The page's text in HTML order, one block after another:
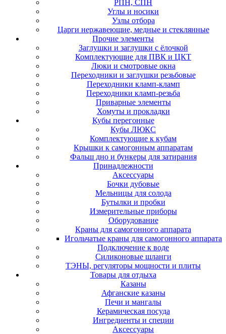
РПН, СПН
Углы и носики
Узлы отбора
Царги нержавеющие, медные и стеклянные
Прочие элементы
Заглушки и заглушки с ёлочкой
Комплектующие для ПВК и ЦКТ
Люки и смотровые окна
Переходники и заглушки резьбовые
Переходники кламп-кламп
Переходники кламп-резьба
Приварные элементы
Хомуты и прокладки
Кубы перегонные
Кубы ЛЮКС
Комплектующие к кубам
Крышки к самогонным аппаратам
Фальш дно и бункеры для затирания
Принадлежности
Аксессуары
Бочки дубовые
Мельницы для солода
Бутылки и пробки
Измерительные приборы
Оборудование
Краны для самогонного аппарата
Игольчатые краны для самогонного аппарата
Подключение к воде
Силиконовые шланги
ТЭНЫ, регуляторы мощности и плиты
Товары для отдыха
Казаны
Афганские казаны
Печи и мангалы
Керамическая посуда
Ингредиенты и специи
Аксессуары